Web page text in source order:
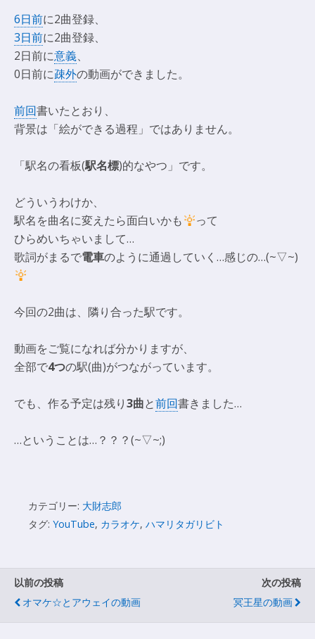
6日前に2曲登録、
3日前に2曲登録、
2日前に意義、
0日前に疎外の動画ができました。
前回書いたとおり、
背景は「絵ができる過程」ではありません。
「駅名の看板(駅名標)的なやつ」です。
どういうわけか、
駅名を曲名に変えたら面白いかも
って
ひらめいちゃいまして…
歌詞がまるで電車のように通過していく…感じの…(~▽~)
今回の2曲は、隣り合った駅です。
動画をご覧になれば分かりますが、
全部で4つの駅(曲)がつながっています。
でも、作る予定は残り3曲と前回書きました…
…ということは…？？？(~▽~;)
カテゴリー: 大財志郎
タグ: YouTube, カラオケ, ハマリタガリビト
以前の投稿
オマケ☆とアウェイの動画
次の投稿
冥王星の動画